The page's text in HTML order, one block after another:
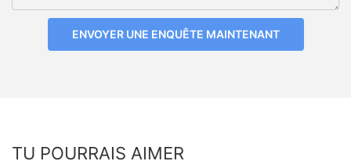
ENVOYER UNE ENQUÊTE MAINTENANT
TU POURRAIS AIMER